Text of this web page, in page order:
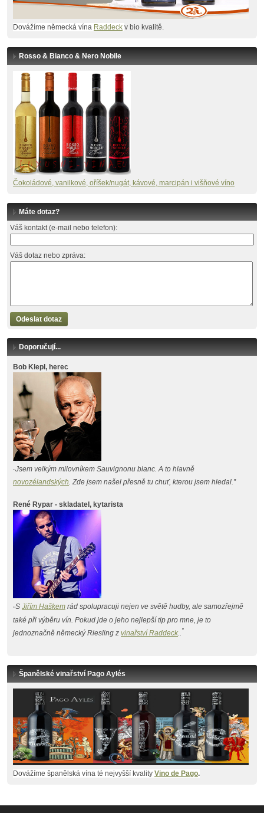
Dovážíme německá vína Raddeck v bio kvalitě.
Rosso & Bianco & Nero Nobile
Čokoládové, vanilkové, oříšek/nugát, kávové, marcipán i višňové víno
Máte dotaz?
Váš kontakt (e-mail nebo telefon):
Váš dotaz nebo zpráva:
Odeslat dotaz
Doporučují...
Bob Klepl, herec
"Jsem velkým milovníkem Sauvignonu blanc. A to hlavně
novozélandských. Zde jsem našel přesně tu chuť, kterou jsem hledal.”
René Rypar - skladatel, kytarista
"S Jiřím Haškem rád spolupracuji nejen ve světě hudby, ale samozřejmě
také při výběru vín. Pokud jde o jeho nejlepší tip pro mne, je to
jednoznačně německý Riesling z vinařství Raddeck "
Španělské vinařství Pago Aylés
Dovážíme španělská vína té nejvyšší kvality Vino de Pago.